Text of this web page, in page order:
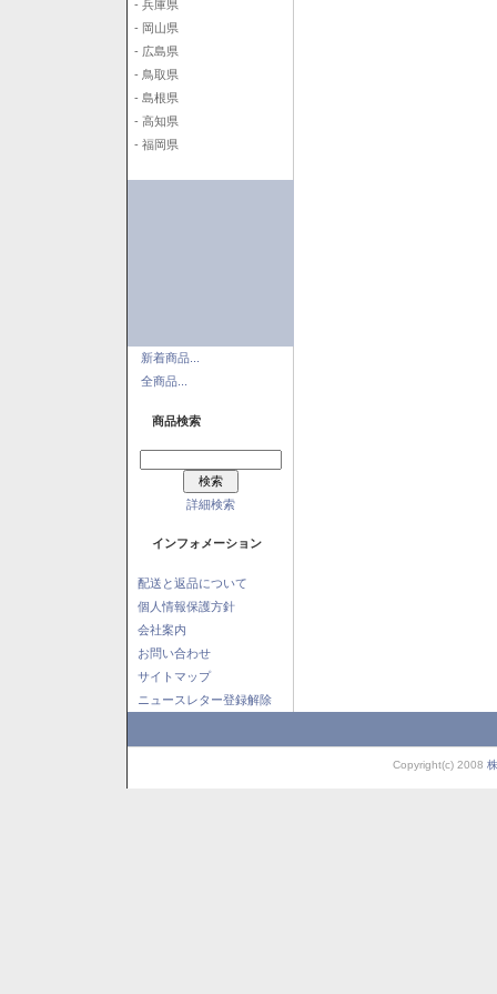
- 兵庫県
- 岡山県
- 広島県
- 鳥取県
- 島根県
- 高知県
- 福岡県
新着商品...
全商品...
商品検索
詳細検索
インフォメーション
配送と返品について
個人情報保護方針
会社案内
お問い合わせ
サイトマップ
ニュースレター登録解除
Copyright(c) 2008